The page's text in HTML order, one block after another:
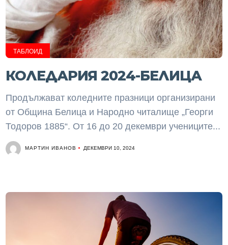
ТАБЛОИД
КОЛЕДАРИЯ 2024-БЕЛИЦА
Продължават коледните празници организирани
от Община Белица и Народно читалище „Георги
Тодоров 1885“. От 16 до 20 декември учениците...
МАРТИН ИВАНОВ ДЕКЕМВРИ 10, 2024